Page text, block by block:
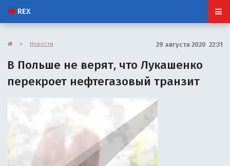
REX
» Новости 29 августа 2020 22:31
В Польше не верят, что Лукашенко
перекроет нефтегазовый транзит